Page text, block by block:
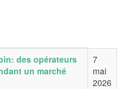
des opérateurs
un marché
7
mai
2026